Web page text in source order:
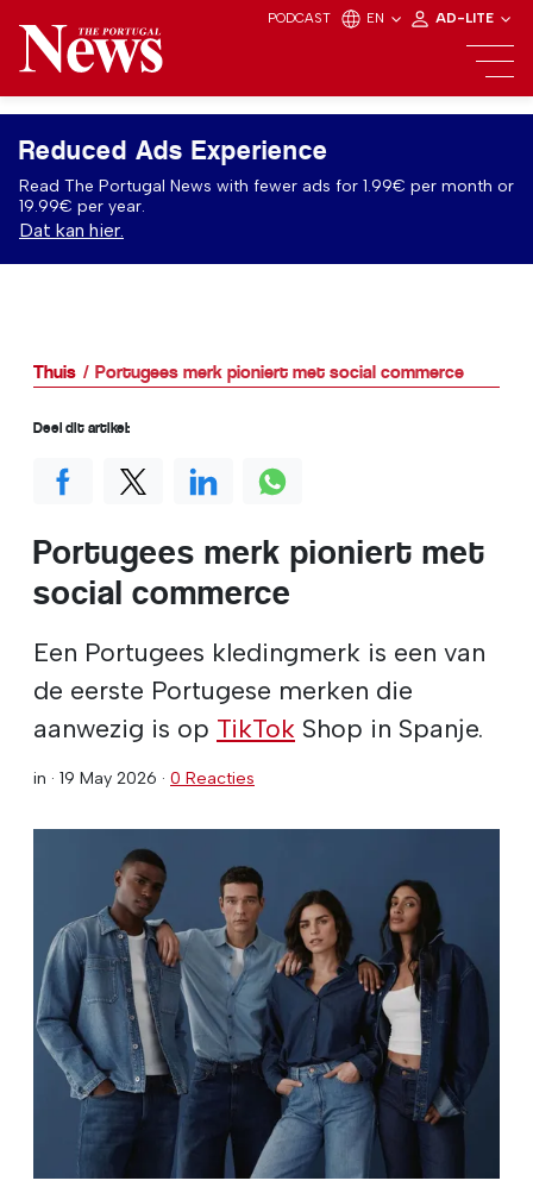
PODCAST EN AD-LITE
Reduced Ads Experience
Read The Portugal News with fewer ads for 1.99€ per month or
19.99€ per year.
Dat kan hier.
Thuis Portugees merk pioniert met social commerce
Portugees merk pioniert met
social commerce
Een Portugees kledingmerk is een van
de eerste Portugese merken die
aanwezig is op TikTok Shop in Spanje.
in · 19 May 2026 · 0 Reacties
Deel dit artikel: